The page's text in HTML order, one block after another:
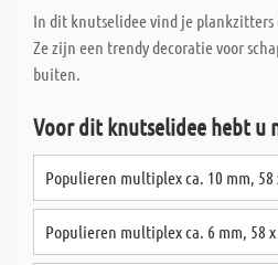
In dit knutselidee vind je
Ze zijn een trendy decoratie voor
buiten.
Voor dit knutselidee hebt u
Populieren multiplex ca. 10 mm, 58
Populieren multiplex ca. 6 mm, 58 x